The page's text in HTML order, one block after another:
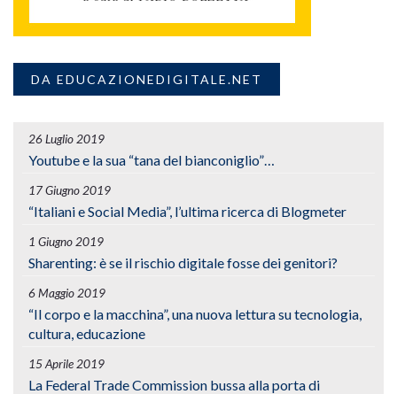
DA EDUCAZIONEDIGITALE.NET
26 Luglio 2019
Youtube e la sua “tana del bianconiglio”…
17 Giugno 2019
“Italiani e Social Media”, l’ultima ricerca di Blogmeter
1 Giugno 2019
Sharenting: è se il rischio digitale fosse dei genitori?
6 Maggio 2019
“Il corpo e la macchina”, una nuova lettura su tecnologia,
cultura, educazione
15 Aprile 2019
La Federal Trade Commission bussa alla porta di